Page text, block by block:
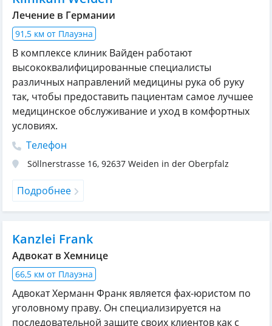
Лечение в Германии
91,5 км от Плауэна
В комплексе клиник Вайден работают
высококвалифицированные специалисты
различных направлений медицины рука об руку
так, чтобы предоставить пациентам самое лучшее
медицинское обслуживание и уход в комфортных
условиях.
Телефон
Söllnerstrasse 16, 92637 Weiden in der Oberpfalz
Подробнее
Kanzlei Frank
Адвокат в Хемнице
66,5 км от Плауэна
Адвокат Херманн Франк является фах-юристом по
уголовному праву. Он специализируется на
последовательной защите своих клиентов как с